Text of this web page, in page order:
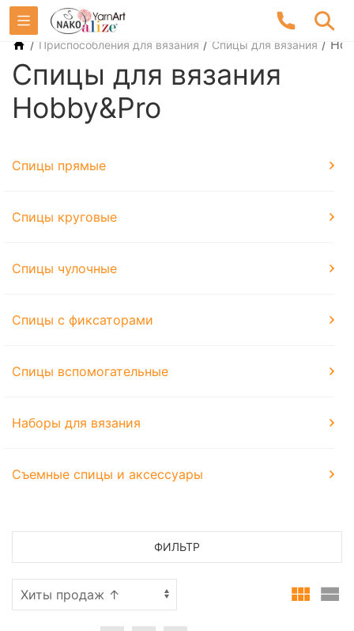
/ Приспособления для вязания / Спицы для вязания /
Спицы для вязания
Hobby&Pro
Спицы прямые
Спицы круговые
Спицы чулочные
Спицы с фиксаторами
Спицы вспомогательные
Наборы для вязания
Съемные спицы и аксессуары
ФИЛЬТР